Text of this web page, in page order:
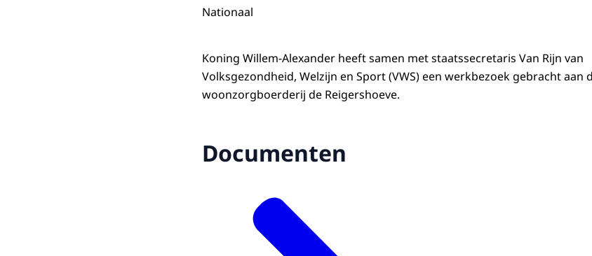
Nationaal
Koning Willem-Alexander heeft samen met staatssecretaris Van Rijn van
Volksgezondheid, Welzijn en Sport (VWS) een werkbezoek gebracht aan
woonzorgboerderij de Reigershoeve.
Documenten